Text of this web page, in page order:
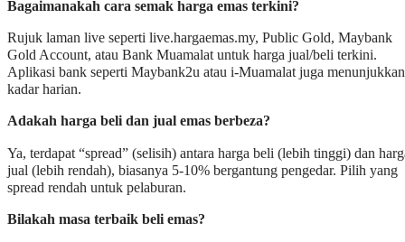
Bagaimanakah cara semak harga emas terkini?
Rujuk laman live seperti live.hargaemas.my, Public Gold, Maybank
Gold Account, atau Bank Muamalat untuk harga jual/beli terkini.
Aplikasi bank seperti Maybank2u atau i-Muamalat juga menunjukkan
kadar harian.
Adakah harga beli dan jual emas berbeza?
Ya, terdapat “spread” (selisih) antara harga beli (lebih tinggi) dan
jual (lebih rendah), biasanya 5-10% bergantung pengedar. Pilih yang
spread rendah untuk pelaburan.
Bilakah masa terbaik beli emas?